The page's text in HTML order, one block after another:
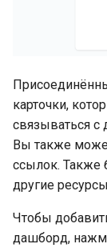
карточки,
связываться
Вы также
ссылок. Также
другие
Чтобы
дашборд,